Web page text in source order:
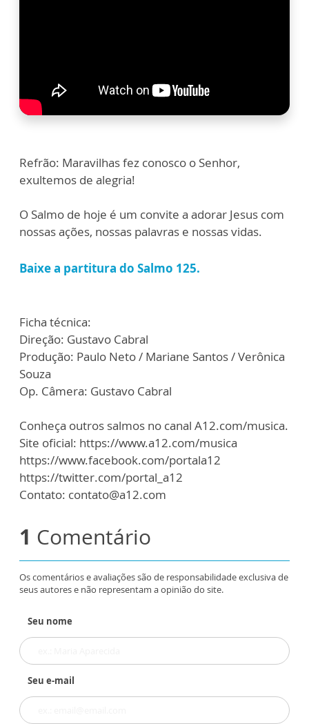
Refrão: Maravilhas fez conosco o Senhor,
exultemos de alegria!
O Salmo de hoje é um convite a adorar Jesus com
nossas ações, nossas palavras e nossas vidas.
Baixe a partitura do Salmo 125.
Ficha técnica:
Direção: Gustavo Cabral
Produção: Paulo Neto / Mariane Santos / Verônica
Souza
Op. Câmera: Gustavo Cabral
Conheça outros salmos no canal A12.com/musica.
Site oficial: https://www.a12.com/musica
https://www.facebook.com/portala12
https://twitter.com/portal_a12
Contato: contato@a12.com
1 Comentário
Os comentários e avaliações são de responsabilidade exclusiva de
seus autores e não representam a opinião do site.
Seu nome
Seu e-mail